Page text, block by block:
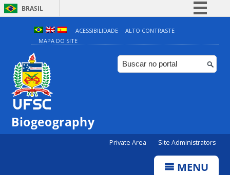
BRASIL
Simplifique!
Comunica BR
Participe
ACESSIBILIDADE
ALTO CONTRASTE
MAPA DO SITE
Biogeography
Private Area Site Administrators
MENU